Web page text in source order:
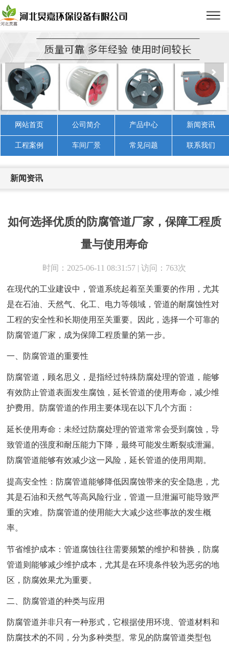
网站首页 公司简介 产品中心 新闻资讯
工程案例 车间厂景 常见问题 联系我们
新闻资讯
如何选择优质的防腐管道厂家，保障工程质
量与使用寿命
时间：2025-06-11 08:31:57 | 访问：763次
在现代的工业建设中，管道系统起着至关重要的作用，尤其
是在石油、天然气、化工、电力等领域，管道的耐腐蚀性对
工程的安全性和长期使用至关重要。因此，选择一个可靠的
防腐管道厂家，成为保障工程质量的第一步。
一、防腐管道的重要性
防腐管道，顾名思义，是指经过特殊防腐处理的管道，能够
有效防止管道表面发生腐蚀，延长管道的使用寿命，减少维
护费用。防腐管道的作用主要体现在以下几个方面：
延长使用寿命：未经过防腐处理的管道常常会受到腐蚀，导
致管道的强度和耐压能力下降，最终可能发生断裂或泄漏。
防腐管道能够有效减少这一风险，延长管道的使用周期。
提高安全性：防腐管道能够降低因腐蚀带来的安全隐患，尤
其是石油和天然气等高风险行业，管道一旦泄漏可能导致严
重的灾难。防腐管道的使用能大大减少这些事故的发生概
率。
节省维护成本：管道腐蚀往往需要频繁的维护和替换，防腐
管道则能够减少维护成本，尤其是在环境条件较为恶劣的地
区，防腐效果尤为重要。
二、防腐管道的种类与应用
防腐管道并非只有一种形式，它根据使用环境、管道材料和
防腐技术的不同，分为多种类型。常见的防腐管道类型包